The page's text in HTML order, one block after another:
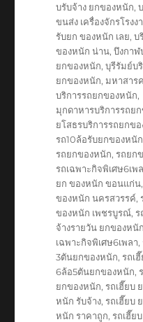
บรับจ้าง ยกของหนัก,
ขนส่ง เครื่องจักรโรงง
รับยก ของหนัก เลย,บ
ของหนัก น่าน,บึงกาฬ
ยกของหนัก,บุรีรัมย์บ
ยกของหนัก,มหาสาร
บริการรถยกของหนัก,
มุกดาหารบริการรถย
ยโสธรบริการรถยกข
รถ10ล้อรับยกของหนั
รถยกของหนัก,รถยก
รถเฉพาะกิจพิเศษ6เพ
ยก ของหนัก ขอนแก่น
ของหนัก นครสวรรค์,
ของหนัก เพชรบูรณ์,ร
จ้างรายวัน ยกของหนัก
เฉพาะกิจพิเศษ6เพลา,
3ตันยกของหนัก,รถเ
6ล้อ5ตันยกของหนัก,
ยกของหนัก,รถเฮี๊ยบ
หนัก รับจ้าง,รถเฮี๊ยบ
หนัก ราคาถูก,รถเฮี๊ย